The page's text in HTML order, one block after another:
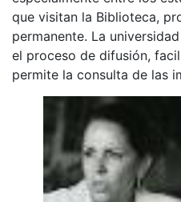
que visitan la Biblioteca,
permanente. La
el proceso de difusión,
permite la consulta de las